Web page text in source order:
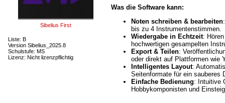
Sibelius First
Liste: B
Version Sibelius_2025.8
Schulstufe: MS
Lizenz: Nicht lizenzpflichtig
Was die Software kann:
Noten schreiben & bearbeiten
bis zu 4 Instrumentenstimmen.
Wiedergabe in Echtzeit:
hochwertigen gesampelten
Export & Teilen:
oder direkt auf Plattformen wie
Intelligentes Layout:
Seitenformate für ein sauberes
Einfache Bedienung: Intuitive
Hobbykomponisten und